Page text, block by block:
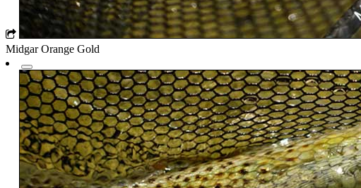
Midgar Orange Gold